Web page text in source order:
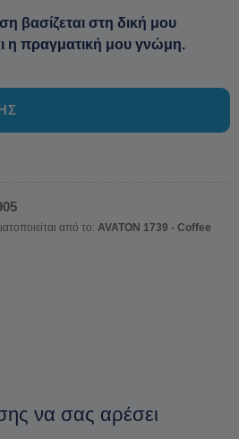
βασίζεται στη δική μου
η πραγματική μου γνώμη.
από το: AVATON 1739 - Coffee
να σας αρέσει